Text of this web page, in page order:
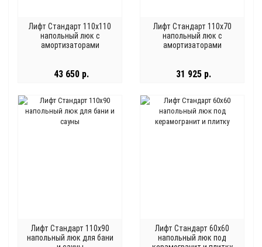
Лифт Стандарт 110x110
напольный люк с
амортизаторами
43 650 р.
Лифт Стандарт 110x70
напольный люк с
амортизаторами
31 925 р.
Лифт Стандарт 110x90
напольный люк для бани
Лифт Стандарт 60x60
напольный люк под